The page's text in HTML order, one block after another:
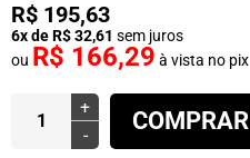
R$ 195,63
6x de R$ 32,61 sem juros
ou R$ 166,29 à vista no pix
+
-
COMPRAR